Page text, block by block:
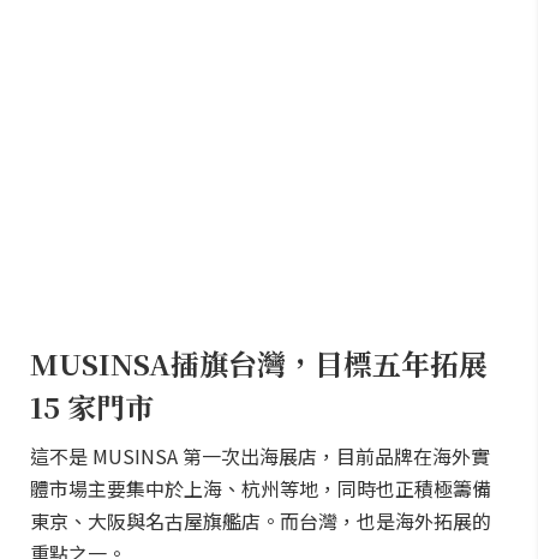
MUSINSA插旗台灣，目標五年拓展
15 家門市
這不是 MUSINSA 第一次出海展店，目前品牌在海外實
體市場主要集中於上海、杭州等地，同時也正積極籌備
東京、大阪與名古屋旗艦店。而台灣，也是海外拓展的
重點之一。